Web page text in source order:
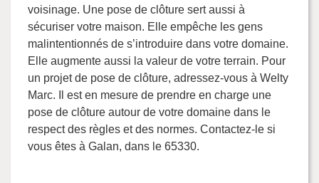
voisinage. Une pose de clôture sert aussi à
sécuriser votre maison. Elle empêche les gens
malintentionnés de s’introduire dans votre domaine.
Elle augmente aussi la valeur de votre terrain. Pour
un projet de pose de clôture, adressez-vous à Welty
Marc. Il est en mesure de prendre en charge une
pose de clôture autour de votre domaine dans le
respect des règles et des normes. Contactez-le si
vous êtes à Galan, dans le 65330.